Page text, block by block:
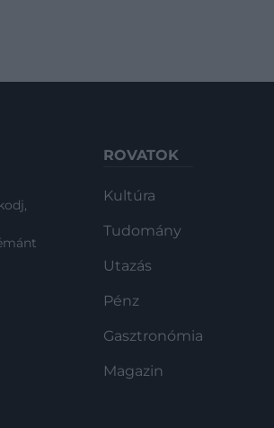
ROVATOK
Kultúra
Tudomány
Utazás
Pénz
Gasztronómia
Magazin